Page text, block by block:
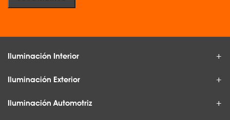
Iluminación Interior
Iluminación Exterior
Iluminación Automotriz